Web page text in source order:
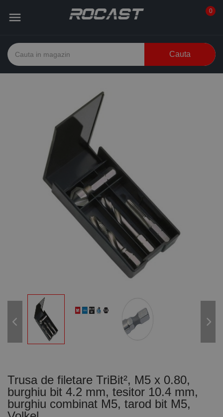
 0
Cauta
Trusa de filetare TriBit², M5 x 0.80,
burghiu bit 4.2 mm, tesitor 10.4 mm,
burghiu combinat M5, tarod bit M5,